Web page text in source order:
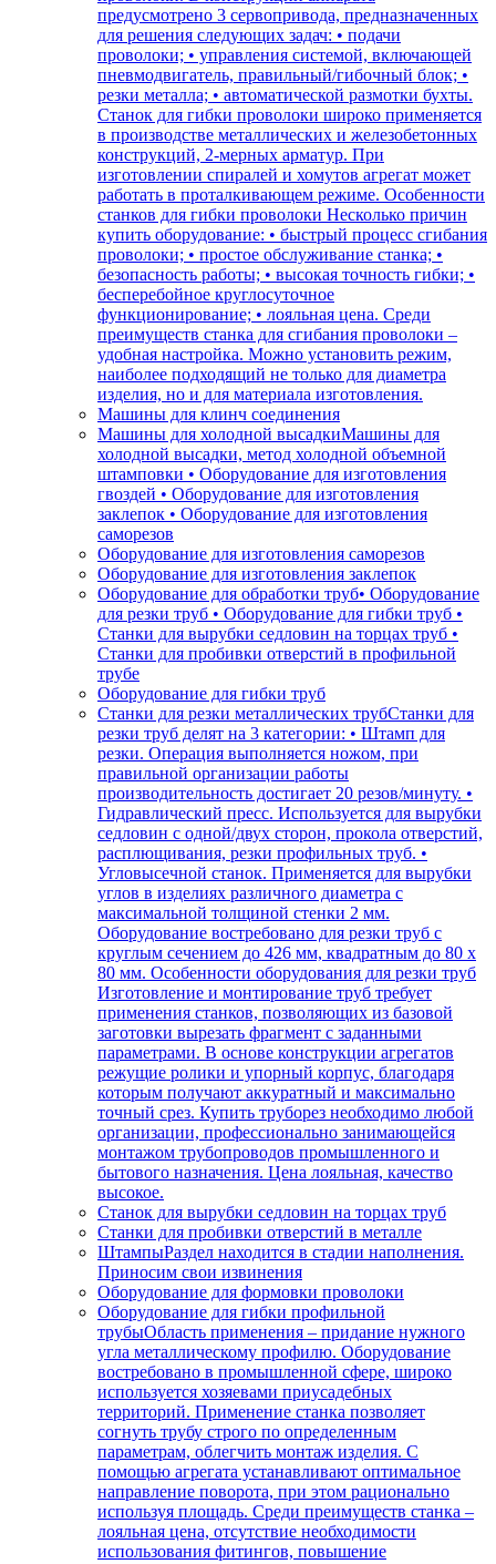
предусмотрено 3 сервопривода, предназначенных
для решения следующих задач: • подачи
проволоки; • управления системой, включающей
пневмодвигатель, правильный/гибочный блок; •
резки металла; • автоматической размотки бухты.
Станок для гибки проволоки широко применяется
в производстве металлических и железобетонных
конструкций, 2-мерных арматур. При
изготовлении спиралей и хомутов агрегат может
работать в проталкивающем режиме. Особенности
станков для гибки проволоки Несколько причин
купить оборудование: • быстрый процесс сгибания
проволоки; • простое обслуживание станка; •
безопасность работы; • высокая точность гибки; •
бесперебойное круглосуточное
функционирование; • лояльная цена. Среди
преимуществ станка для сгибания проволоки –
удобная настройка. Можно установить режим,
наиболее подходящий не только для диаметра
изделия, но и для материала изготовления.
Машины для клинч соединения
Машины для холодной высадкиМашины для
холодной высадки, метод холодной объемной
штамповки • Оборудование для изготовления
гвоздей • Оборудование для изготовления
заклепок • Оборудование для изготовления
саморезов
Оборудование для изготовления саморезов
Оборудование для изготовления заклепок
Оборудование для обработки труб• Оборудование
для резки труб • Оборудование для гибки труб •
Станки для вырубки седловин на торцах труб •
Станки для пробивки отверстий в профильной
трубе
Оборудование для гибки труб
Станки для резки металлических трубСтанки для
резки труб делят на 3 категории: • Штамп для
резки. Операция выполняется ножом, при
правильной организации работы
производительность достигает 20 резов/минуту. •
Гидравлический пресс. Используется для вырубки
седловин с одной/двух сторон, прокола отверстий,
расплющивания, резки профильных труб. •
Угловысечной станок. Применяется для вырубки
углов в изделиях различного диаметра с
максимальной толщиной стенки 2 мм.
Оборудование востребовано для резки труб с
круглым сечением до 426 мм, квадратным до 80 х
80 мм. Особенности оборудования для резки труб
Изготовление и монтирование труб требует
применения станков, позволяющих из базовой
заготовки вырезать фрагмент с заданными
параметрами. В основе конструкции агрегатов
режущие ролики и упорный корпус, благодаря
которым получают аккуратный и максимально
точный срез. Купить труборез необходимо любой
организации, профессионально занимающейся
монтажом трубопроводов промышленного и
бытового назначения. Цена лояльная, качество
высокое.
Станок для вырубки седловин на торцах труб
Станки для пробивки отверстий в металле
ШтампыРаздел находится в стадии наполнения.
Приносим свои извинения
Оборудование для формовки проволоки
Оборудование для гибки профильной
трубыОбласть применения – придание нужного
угла металлическому профилю. Оборудование
востребовано в промышленной сфере, широко
используется хозяевами приусадебных
территорий. Применение станка позволяет
согнуть трубу строго по определенным
параметрам, облегчить монтаж изделия. С
помощью агрегата устанавливают оптимальное
направление поворота, при этом рационально
используя площадь. Среди преимуществ станка –
лояльная цена, отсутствие необходимости
использования фитингов, повышение